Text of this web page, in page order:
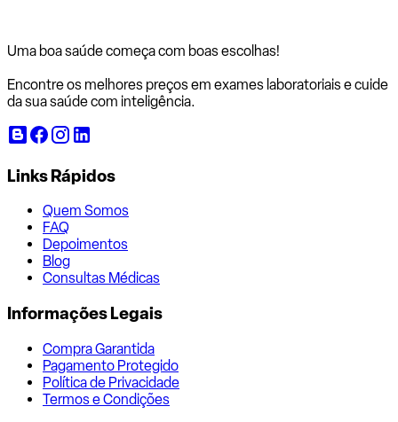
Uma boa saúde começa com boas escolhas!
Encontre os melhores preços em exames laboratoriais e cuide
da sua saúde com inteligência.
Links Rápidos
Quem Somos
FAQ
Depoimentos
Blog
Consultas Médicas
Informações Legais
Compra Garantida
Pagamento Protegido
Política de Privacidade
Termos e Condições